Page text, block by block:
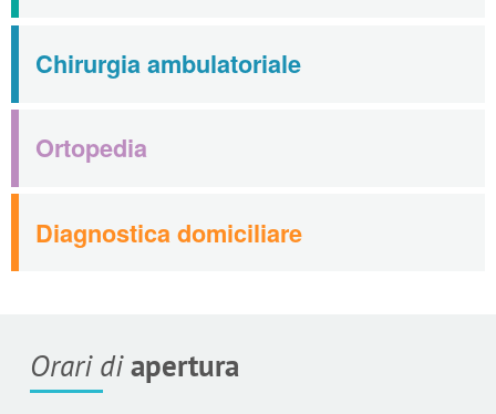
Chirurgia ambulatoriale
Ortopedia
Diagnostica domiciliare
Orari diapertura